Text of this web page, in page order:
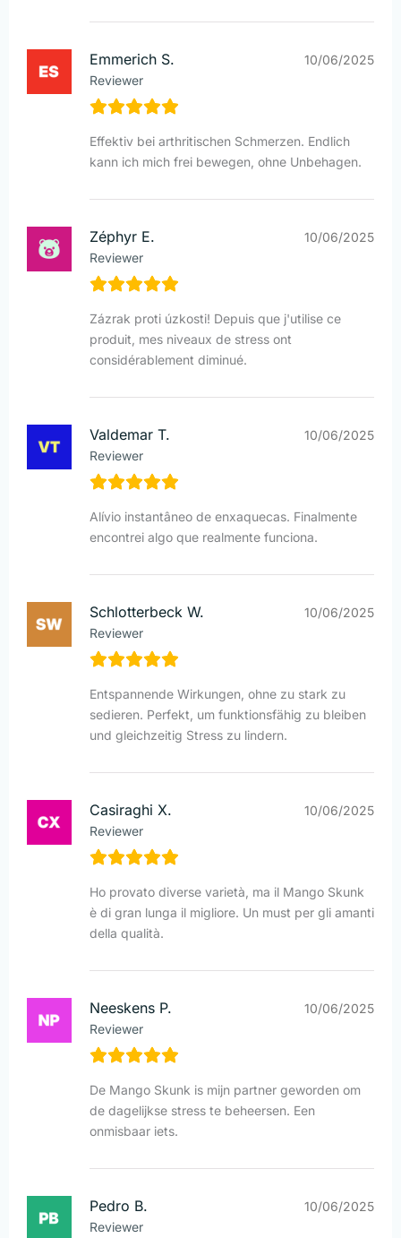
Emmerich S.
Reviewer
10/06/2025
Effektiv bei arthritischen Schmerzen. Endlich
kann ich mich frei bewegen, ohne Unbehagen.
Zéphyr E.
Reviewer
10/06/2025
Zázrak proti úzkosti! Depuis que j'utilise ce
produit, mes niveaux de stress ont
considérablement diminué.
Valdemar T.
Reviewer
10/06/2025
Alívio instantâneo de enxaquecas. Finalmente
encontrei algo que realmente funciona.
Schlotterbeck W.
Reviewer
10/06/2025
Entspannende Wirkungen, ohne zu stark zu
sedieren. Perfekt, um funktionsfähig zu bleiben
und gleichzeitig Stress zu lindern.
Casiraghi X.
Reviewer
10/06/2025
Ho provato diverse varietà, ma il Mango Skunk
è di gran lunga il migliore. Un must per gli amanti
della qualità.
Neeskens P.
Reviewer
10/06/2025
De Mango Skunk is mijn partner geworden om
de dagelijkse stress te beheersen. Een
onmisbaar iets.
Pedro B.
Reviewer
10/06/2025